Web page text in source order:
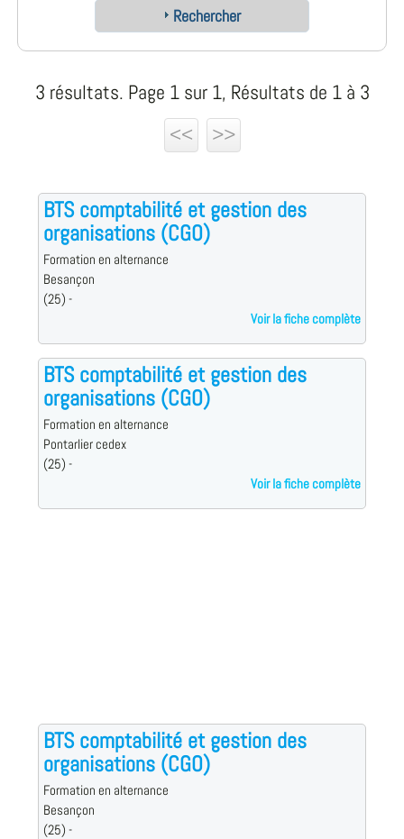
Rechercher
3 résultats. Page 1 sur 1, Résultats de 1 à 3
<<
>>
BTS comptabilité et gestion des
organisations (CGO)
Formation en alternance
Besançon
(25) -
Voir la fiche complète
BTS comptabilité et gestion des
organisations (CGO)
Formation en alternance
Pontarlier cedex
(25) -
Voir la fiche complète
BTS comptabilité et gestion des
organisations (CGO)
Formation en alternance
Besançon
(25) -